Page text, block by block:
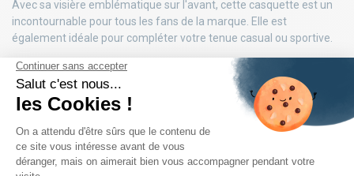
Avec sa visière emblématique sur l'avant, cette casquette est un
incontournable pour tous les fans de la marque. Elle est
également idéale pour compléter votre tenue casual ou sportive.
La couronne légère et aérée de cette casquette offre un confort
optimal tout en vous protégeant du soleil. Parfait pour les journées
ensoleillées !
Ajustez facilement la taille à l'arrière grâce à la fermeture
snapback. Vous n'aurez plus à vous soucier de trouver la bonne
taille, cette casquette convient à toutes les tailles de tour de tête.